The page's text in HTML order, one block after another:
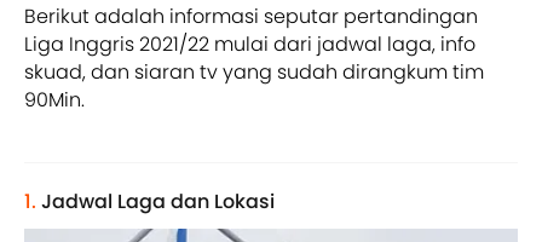
Berikut adalah informasi seputar pertandingan
Liga Inggris 2021/22 mulai dari jadwal laga, info
skuad, dan siaran tv yang sudah dirangkum tim
90Min.
1. Jadwal Laga dan Lokasi